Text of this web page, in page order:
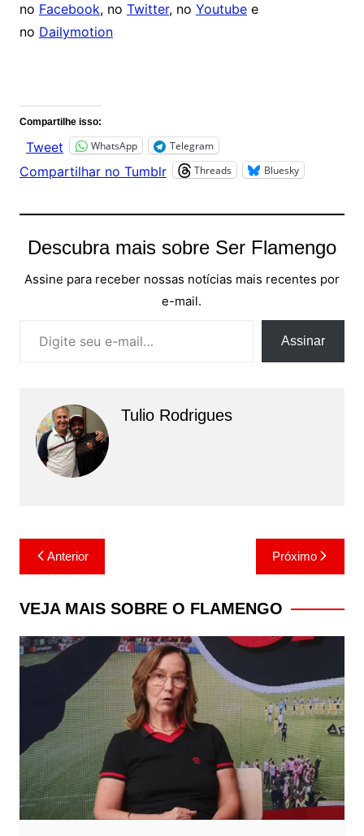
no Facebook, no Twitter, no Youtubee
no Dailymotion
Compartilhe isso:
Tweet WhatsApp Telegram
Compartilhar no Tumblr Threads Bluesky
Descubra mais sobre Ser Flamengo
Assine para receber nossas notícias mais recentes por
e-mail.
Assinar
Tulio Rodrigues
Navegação
de
Post
Anterior Próximo
VEJA MAIS SOBRE O FLAMENGO